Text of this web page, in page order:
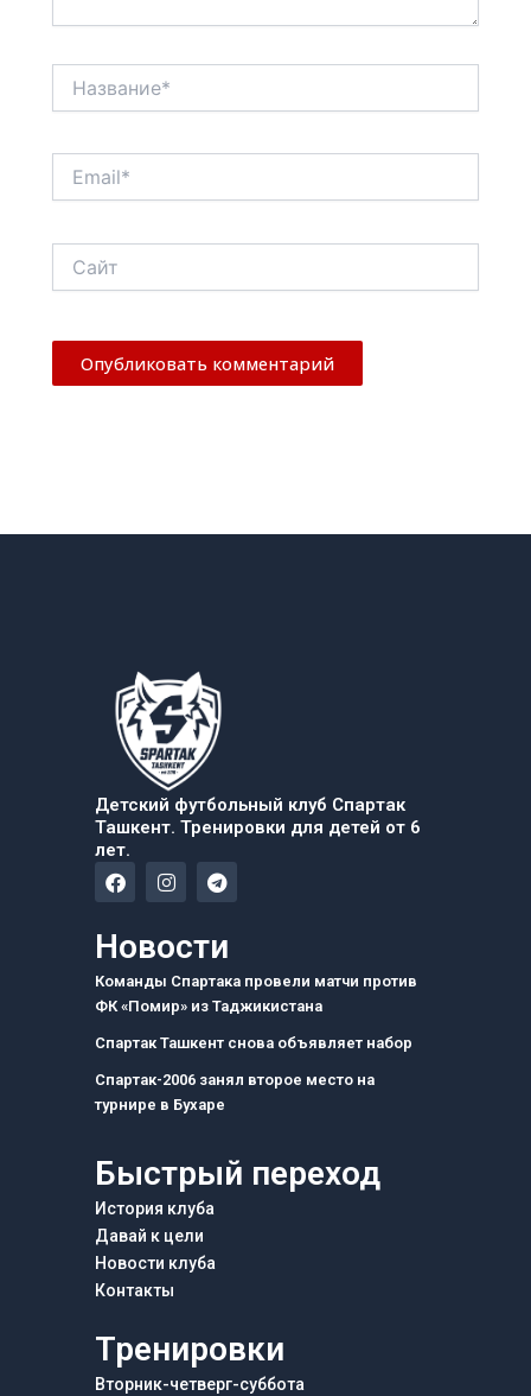
Детский футбольный клуб Спартак
Ташкент. Тренировки для детей от 6
лет.
F
a
e
b
o
k
I
n
a
g
r
a
m
T
e
g
a
m
Новости
Команды Спартака провели матчи против
ФК «Помир» из Таджикистана
Спартак Ташкент снова объявляет набор
Спартак-2006 занял второе место на
турнире в Бухаре
Быстрый переход
История клуба
Давай к цели
Новости клуба
Контакты
Тренировки
Вторник-четверг-суббота